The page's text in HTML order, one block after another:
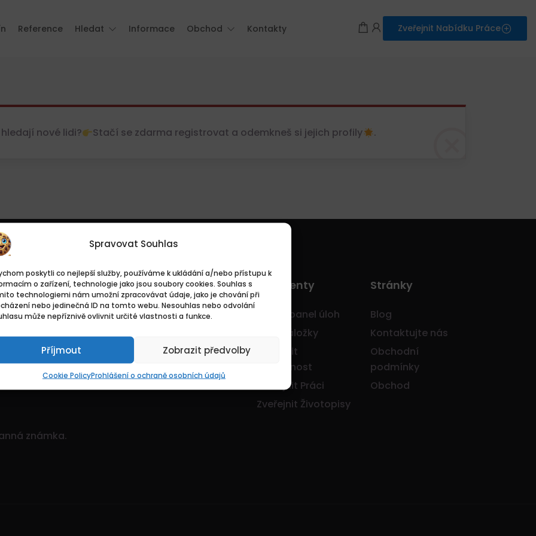
Spravovat Souhlas
poskytli co nejlepší služby, používáme k ukládání a/nebo přístupu k
o zařízení, technologie jako jsou soubory cookies. Souhlas s
technologiemi nám umožní zpracovávat údaje, jako je chování při
nebo jedinečná ID na tomto webu. Nesouhlas nebo odvolání
může nepříznivě ovlivnit určité vlastnosti a funkce.
Příjmout Zobrazit předvolby
Cookie PolicyProhlášení o ochraně osobních údajů
Reference Hledat Informace Obchod Kontakty Zveřejnit Nabídku Práce
nové lidi? Stačí se zdarma registrovat a odemkneš si jejich profily .
Je to dynamický
množstvím nabídek!
známka.
Základní
Domů
Kontakty
Pro Klienty
Hlavní panel úloh
Moje záložky
Zveřejnit
Společnost
Zveřejnit Práci
Zveřejnit Životopisy
Stránky
Blog
Kontaktujte nás
Obchodní
podmínky
Obchod